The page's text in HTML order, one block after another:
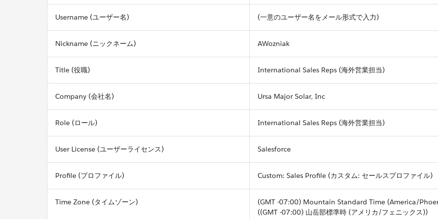
Username (ユーザー名) (一意のユーザー名をメール形式で入力)
Nickname (ニックネーム) AWozniak
Title (役職) International Sales Reps (海外営業担当)
Company (会社名) Ursa Major Solar, Inc
Role (ロール) International Sales Reps (海外営業担当)
User License (ユーザーライセンス) Salesforce
Profile (プロファイル) Custom: Sales Profile (カスタム: セールスプロファイル)
Time Zone (タイムゾーン)
(GMT -07:00) Mountain Standard Time (America/
((GMT -07:00) 山岳部標準時 (アメリカ/フェニックス))